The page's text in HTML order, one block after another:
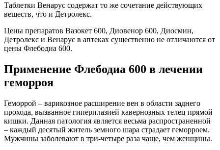
Таблетки Венарус содержат то же сочетание действующих
веществ, что и Детролекс.
Цены препаратов Вазокет 600, Диовенор 600, Диосмин,
Детролекс и Венарус в аптеках существенно не отличаются от
цены Флебодиа 600.
Применение Флебодиа 600 в лечении
геморроя
Геморрой – варикозное расширение вен в области заднего
прохода, вызванное гиперплазией кавернозных телец прямой
кишки. Данная патология является весьма распространенной
– каждый десятый житель земного шара страдает геморроем.
Мужчины заболевают в три-четыре раза чаще, чем женщины.